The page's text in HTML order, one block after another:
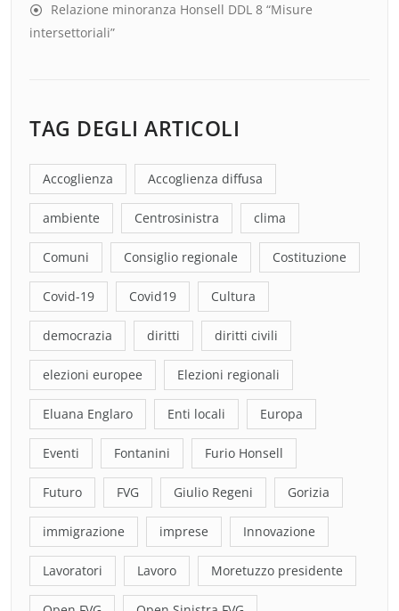
Relazione minoranza Honsell DDL 8 “Misure
intersettoriali”
TAG DEGLI ARTICOLI
Accoglienza Accoglienza diffusa
ambiente Centrosinistra clima
Comuni Consiglio regionale Costituzione
Covid-19 Covid19 Cultura
democrazia diritti diritti civili
elezioni europee Elezioni regionali
Eluana Englaro Enti locali Europa
Eventi Fontanini Furio Honsell
Futuro FVG Giulio Regeni Gorizia
immigrazione imprese Innovazione
Lavoratori Lavoro Moretuzzo presidente